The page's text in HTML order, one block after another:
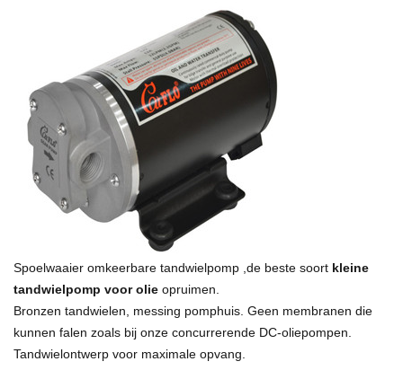
Spoelwaaier omkeerbare tandwielpomp ,de beste soort kleine
tandwielpomp voor olie opruimen.
Bronzen tandwielen, messing pomphuis. Geen membranen die
kunnen falen zoals bij onze concurrerende DC-oliepompen.
Tandwielontwerp voor maximale opvang.